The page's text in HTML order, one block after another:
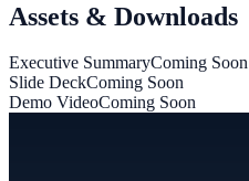
Assets & Downloads
Executive SummaryComing Soon
Slide DeckComing Soon
Demo VideoComing Soon